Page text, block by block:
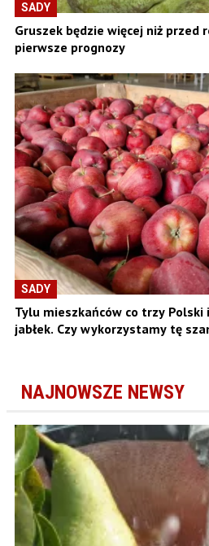
SADY
Gruszek będzie więcej niż przed
pierwsze prognozy
SADY
Tylu mieszkańców co trzy Polski
jabłek. Czy wykorzystamy tę
NAJNOWSZE NEWSY